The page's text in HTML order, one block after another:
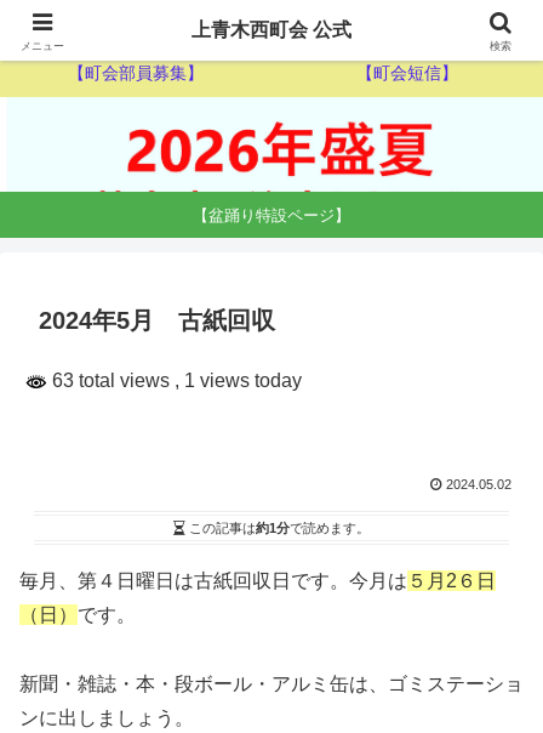
【ゴミ収集カレンダー】 【休日当番医】
【町会部員募集】 【町会短信】
【盆踊り特設ページ】
2024年5月 古紙回収
63 total views , 1 views today
2024.05.02
この記事は約1分で読めます。
毎月、第４日曜日は古紙回収日です。今月は ５月2６日
（日） です。
新聞・雑誌・本・段ボール・アルミ缶は、ゴミステーショ
ンに出しましょう。
メニュー
上青木西町会 公式
検索